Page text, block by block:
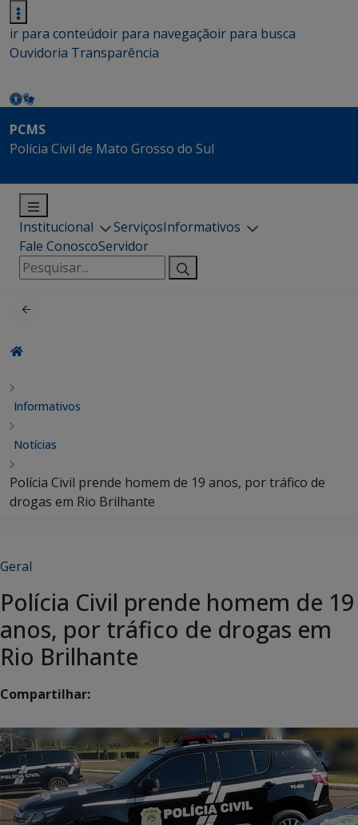
ir para conteúdoir para navegaçãoir para busca
Ouvidoria Transparência
PCMS
Polícia Civil de Mato Grosso do Sul
Institucional ServiçosInformativos
Fale ConoscoServidor
Pesquisar
por:
Informativos
Notícias
Polícia Civil prende homem de 19 anos, por tráfico de
drogas em Rio Brilhante
Geral
Polícia Civil prende homem de 19
anos, por tráfico de drogas em
Rio Brilhante
Compartilhar: